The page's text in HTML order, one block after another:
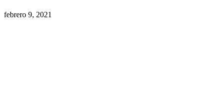
febrero 9, 2021